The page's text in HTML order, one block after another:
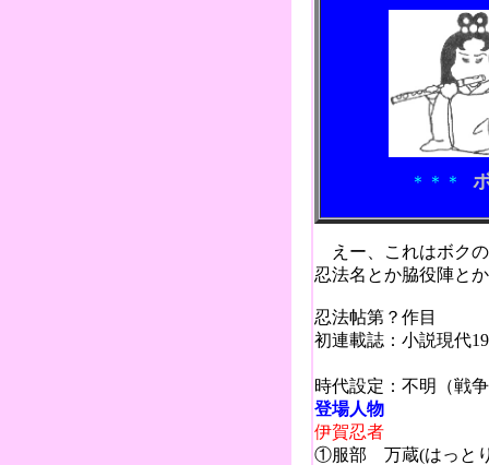
＊＊＊
えー、これはボクの
忍法名とか脇役陣と
忍法帖第？作目
初連載誌：小説現代
（山
時代設定：不明（戦
登場人物
伊賀忍者
①服部 万蔵(はっと